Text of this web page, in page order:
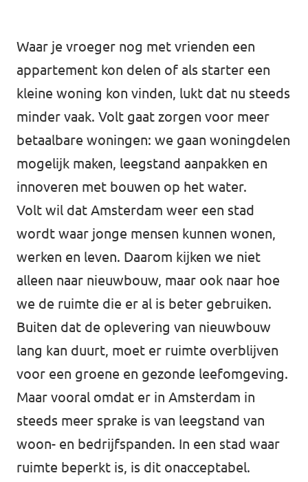
Waar je vroeger nog met vrienden een
appartement kon delen of als starter een
kleine woning kon vinden, lukt dat nu steeds
minder vaak. Volt gaat zorgen voor meer
betaalbare woningen: we gaan woningdelen
mogelijk maken, leegstand aanpakken en
innoveren met bouwen op het water.
Volt wil dat Amsterdam weer een stad
wordt waar jonge mensen kunnen wonen,
werken en leven. Daarom kijken we niet
alleen naar nieuwbouw, maar ook naar hoe
we de ruimte die er al is beter gebruiken.
Buiten dat de oplevering van nieuwbouw
lang kan duurt, moet er ruimte overblijven
voor een groene en gezonde leefomgeving.
Maar vooral omdat er in Amsterdam in
steeds meer sprake is van leegstand van
woon- en bedrijfspanden. In een stad waar
ruimte beperkt is, is dit onacceptabel.